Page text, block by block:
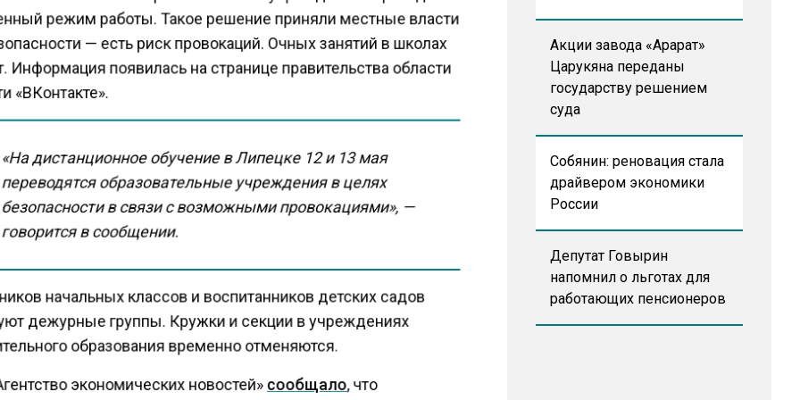
режим работы. Такое решение приняли местные власти
— есть риск провокаций. Очных занятий в школах
Информация появилась на странице правительства области
«ВКонтакте».
дистанционное обучение в Липецке 12 и 13 мая
образовательные учреждения в целях
в связи с возможными провокациями», —
в сообщении.
начальных классов и воспитанников детских садов
дежурные группы. Кружки и секции в учреждениях
образования временно отменяются.
экономических новостей»сообщало, что
Акции завода «Арарат»
Царукяна переданы
государству решением
суда
Собянин: реновация стала
драйвером экономики
России
Депутат Говырин
напомнил о льготах для
работающих пенсионеров